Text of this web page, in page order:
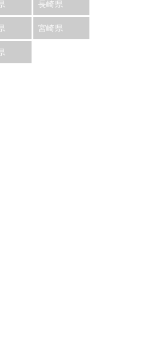
長崎県
宮崎県